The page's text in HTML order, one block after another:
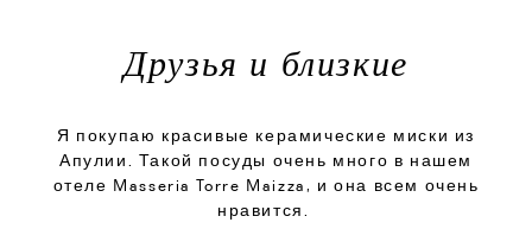
Друзья и близкие
Я покупаю красивые керамические миски из
Апулии. Такой посуды очень много в нашем
отеле Masseria Torre Maizza, и она всем очень
нравится.